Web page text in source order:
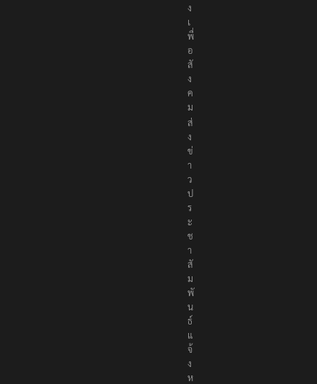
ง
เ
พื่
อ
สั
ง
ค
ม
ส่
ง
ข่
า
ว
ป
ร
ะ
ช
า
สั
ม
พั
น
ธ์
แ
จ้
ง
ห